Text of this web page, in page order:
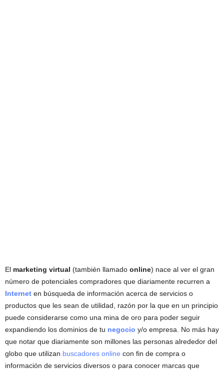
El marketing virtual (también llamado online) nace al ver el gran
número de potenciales compradores que diariamente recurren a
Internet en búsqueda de información acerca de servicios o
productos que les sean de utilidad, razón por la que en un principio
puede considerarse como una mina de oro para poder seguir
expandiendo los dominios de tu negocio y/o empresa. No más hay
que notar que diariamente son millones las personas alrededor del
globo que utilizan buscadores online con fin de compra o
información de servicios diversos o para conocer marcas que